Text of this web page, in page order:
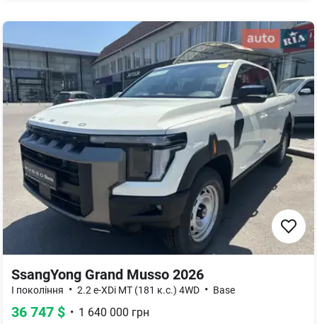
SsangYong Grand Musso 2026
I покоління • 2.2 e-XDi MT (181 к.с.) 4WD • Base
36 747 $ • 1 640 000 грн